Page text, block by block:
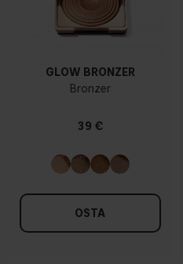
GLOW BRONZER
Bronzer
39 €
OSTA